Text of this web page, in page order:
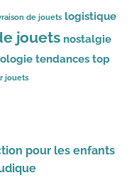
de jouets logistique
jouets nostalgie
tendances top
jouets
pour les enfants